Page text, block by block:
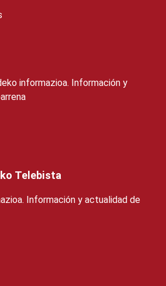
informazioa. Información y
Telebista
Información y actualidad de